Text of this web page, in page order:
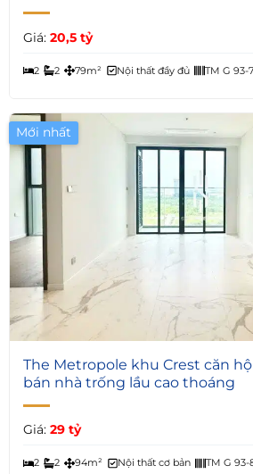
Giá: 20,5 tỷ
2 2 79m² Nội thất đầy đủ TM G 93-
Mới nhất
6
The Metropole khu Crest căn
bán nhà trống lầu cao thoáng
Giá: 29 tỷ
2 2 94m² Nội thất cơ bản TM G 93-